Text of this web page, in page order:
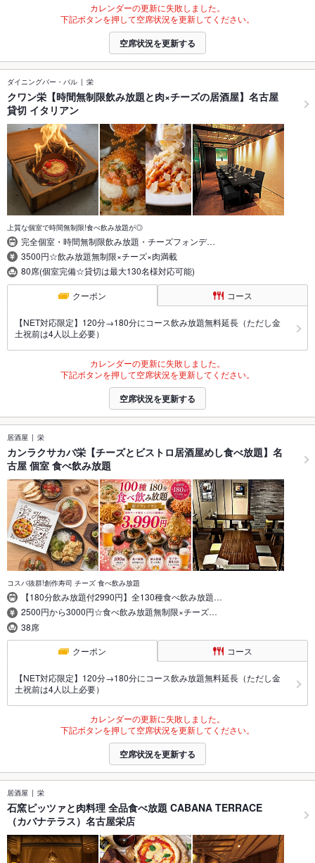
カレンダーの更新に失敗しました。
下記ボタンを押して空席状況を更新してください。
空席状況を更新する
ダイニングバー・バル 栄
クワン栄【時間無制限飲み放題と肉×チーズの居酒屋】名古屋
貸切 イタリアン
上質な個室で時間無制限!食べ飲み放題が◎
完全個室・時間無制限飲み放題・チーズフォンデ…
3500円☆飲み放題無制限×チーズ×肉満載
80席(個室完備☆貸切は最大130名様対応可能)
クーポン コース
【NET対応限定】120分→180分にコース飲み放題無料延長（ただし金
土祝前は4人以上必要）
カレンダーの更新に失敗しました。
下記ボタンを押して空席状況を更新してください。
空席状況を更新する
居酒屋 栄
カンラクサカバ栄【チーズとビストロ居酒屋めし食べ放題】名
古屋 個室 食べ飲み放題
コスパ抜群!創作寿司 チーズ 食べ飲み放題
【180分飲み放題付2990円】全130種食べ飲み放題…
2500円から3000円☆食べ飲み放題無制限×チーズ…
38席
クーポン コース
【NET対応限定】120分→180分にコース飲み放題無料延長（ただし金
土祝前は4人以上必要）
カレンダーの更新に失敗しました。
下記ボタンを押して空席状況を更新してください。
空席状況を更新する
居酒屋 栄
石窯ピッツァと肉料理 全品食べ放題 CABANA TERRACE
（カバナテラス）名古屋栄店